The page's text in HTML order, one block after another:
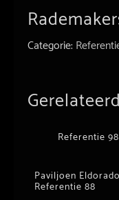
Categorie:
Referentie 98
Paviljoen Eldorado
Referentie 88